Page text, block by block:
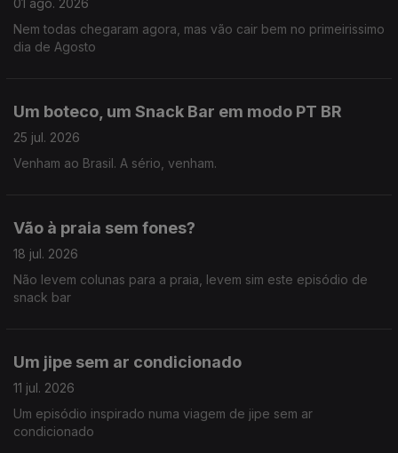
01 ago. 2026
Nem todas chegaram agora, mas vão cair bem no primeirissimo
dia de Agosto
Um boteco, um Snack Bar em modo PT BR
25 jul. 2026
Venham ao Brasil. A sério, venham.
Vão à praia sem fones?
18 jul. 2026
Não levem colunas para a praia, levem sim este episódio de
snack bar
Um jipe sem ar condicionado
11 jul. 2026
Um episódio inspirado numa viagem de jipe sem ar
condicionado